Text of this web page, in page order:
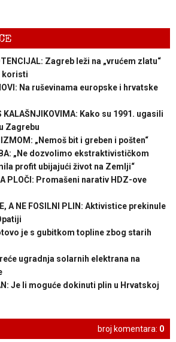
Zagreb leži na „vrućem zlatu“
koristi
Na ruševinama europske i hrvatske
KALAŠNJIKOVIMA: Kako su 1991. ugasili
Zagrebu
„Nemoš bit i greben i pošten“
„Ne dozvolimo ekstraktivističkom
profit ubijajući život na Zemlji“
PLOČI: Promašeni narativ HDZ-ove
A NE FOSILNI PLIN: Aktivistice prekinule
je s gubitkom topline zbog starih
ugradnja solarnih elektrana na
Je li moguće dokinuti plin u Hrvatskoj
broj komentara: 0